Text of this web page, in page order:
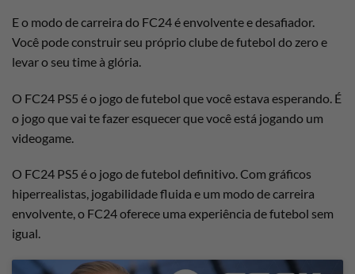
E o modo de carreira do FC24 é envolvente e desafiador.
Você pode construir seu próprio clube de futebol do zero e
levar o seu time à glória.
O FC24 PS5 é o jogo de futebol que você estava esperando. É
o jogo que vai te fazer esquecer que você está jogando um
videogame.
O FC24 PS5 é o jogo de futebol definitivo. Com gráficos
hiperrealistas, jogabilidade fluida e um modo de carreira
envolvente, o FC24 oferece uma experiência de futebol sem
igual.